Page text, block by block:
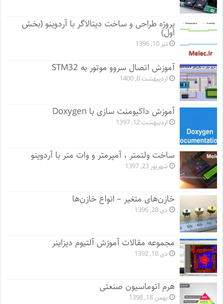
پروژه طراحی و ساخت دیتالاگر با آردوینو (بخش
اول)
تیر 10, 1396
آموزش اتصال سروو موتور به STM32
اردیبهشت 8, 1400
آموزش داکیومنت سازی با Doxygen
اردیبهشت 12, 1397
ساخت ولتمتر ، آمپرمتر و وات متر با آردوینو
شهریور 23, 1397
خازن‌های متغیر – انواع خازن‌ها
دی 28, 1396
مجموعه مقالات آموزش آلتیوم دیزاینر
دی 10, 1392
هرم اتوماسیون صنعتی
بهمن 18, 1398